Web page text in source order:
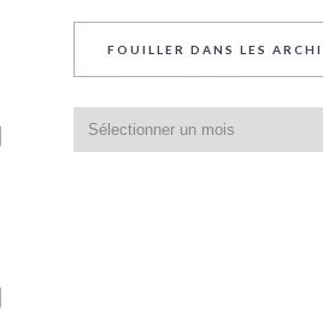
FOUILLER DANS LES
dans
les